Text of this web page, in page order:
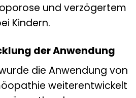
und verzögertem
Kindern.
der Anwendung
die Anwendung von
weiterentwickelt